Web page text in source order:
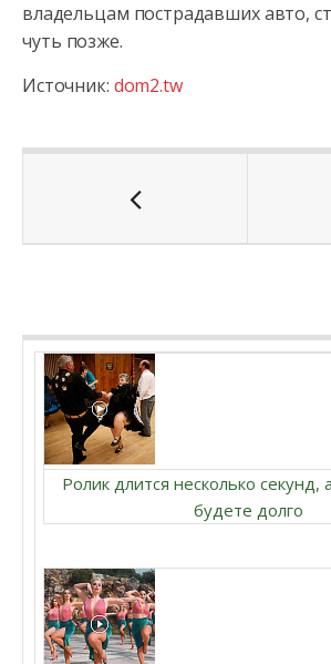
владельцам пострадавших авто,
чуть позже.
Источник: dom2.tw
Ролик длится несколько секунд,
будете долго